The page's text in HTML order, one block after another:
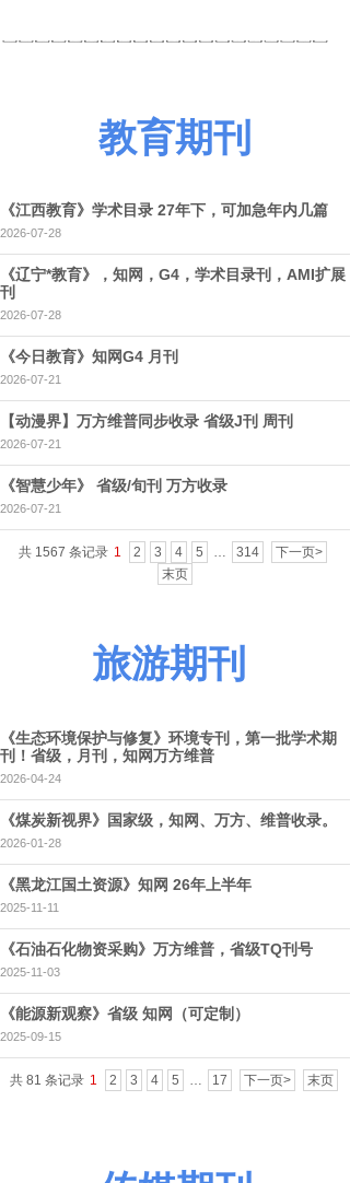
教育期刊
《江西教育》学术目录 27年下，可加急年内几篇
2026-07-28
《辽宁*教育》，知网，G4，学术目录刊，AMI扩展
刊
2026-07-28
《今日教育》知网G4 月刊
2026-07-21
【动漫界】万方维普同步收录 省级J刊 周刊
2026-07-21
《智慧少年》 省级/旬刊 万方收录
2026-07-21
共 1567 条记录 1 2 3 4 5 … 314
下一页>
末页
旅游期刊
《生态环境保护与修复》环境专刊，第一批学术期
刊！省级，月刊，知网万方维普
2026-04-24
《煤炭新视界》国家级，知网、万方、维普收录。
2026-01-28
《黑龙江国土资源》知网 26年上半年
2025-11-11
《石油石化物资采购》万方维普，省级TQ刊号
2025-11-03
《能源新观察》省级 知网（可定制）
2025-09-15
共 81 条记录 1 2 3 4 5 … 17 下一页> 末页